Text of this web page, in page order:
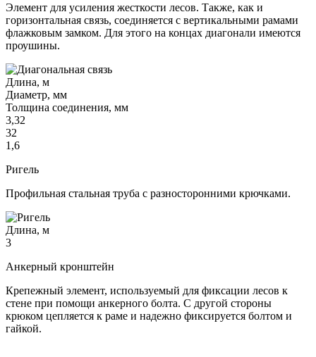
Элемент для усиления жесткости лесов. Также, как и
горизонтальная связь, соединяется с вертикальными рамами
флажковым замком. Для этого на концах диагонали имеются
проушины.
Длина, м
Диаметр, мм
Толщина соединения, мм
3,32
32
1,6
Ригель
Профильная стальная труба с разносторонними крючками.
Длина, м
3
Анкерный кронштейн
Крепежный элемент, используемый для фиксации лесов к
стене при помощи анкерного болта. С другой стороны
крюком цепляется к раме и надежно фиксируется болтом и
гайкой.